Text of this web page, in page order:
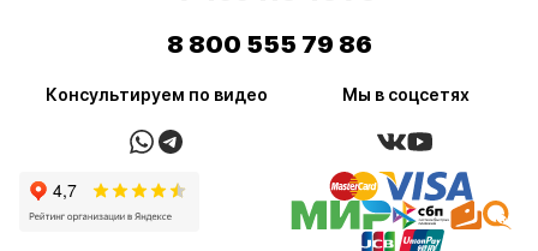
Консультируем по видео Мы в соцсетях
8 800 555 79 86